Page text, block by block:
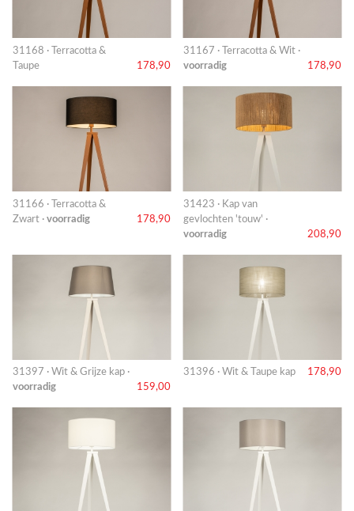
31168 · Terracotta &
Taupe
178,90
31167 · Terracotta & Wit ·
voorradig
178,90
31166 · Terracotta &
Zwart · voorradig 178,90
31423 · Kap van
gevlochten 'touw' ·
voorradig
208,90
31397 · Wit & Grijze kap ·
voorradig
159,00
31396 · Wit & Taupe kap 178,90